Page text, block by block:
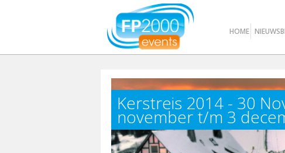
HOME
Kerstreis 2014 - 30
november t/m 3